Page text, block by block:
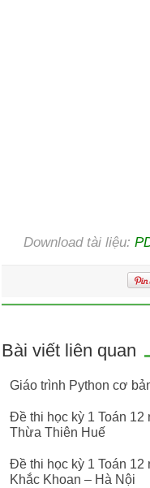
Download tài liệu:
Bài viết liên quan
Giáo trình Python cơ
Đề thi học kỳ 1 Toán
Thừa Thiên Huế
Đề thi học kỳ 1 Toán 12
Khắc Khoan – Hà Nội